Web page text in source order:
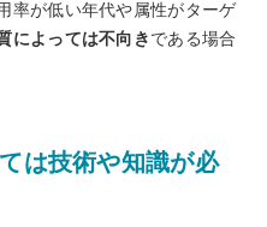
率が低い年代や属性がターゲ
によっては不向き である場合
は技術や知識が必